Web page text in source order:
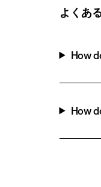
よくあ
How
How